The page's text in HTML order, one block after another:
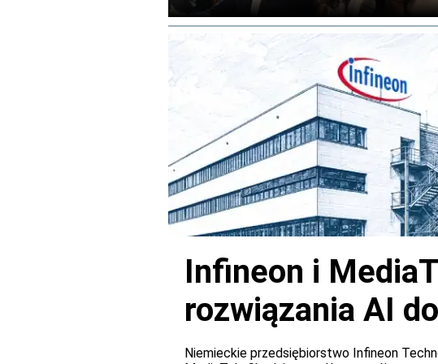
realizacja programu planowana jest na 2027
Infineon i
rozwiązania AI
pokładowych
Niemieckie przedsiębiorstwo Infineon